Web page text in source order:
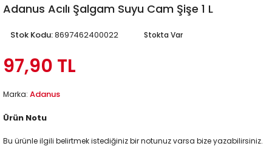
Adanus Acılı Şalgam Suyu Cam Şişe 1 L
Stok Kodu:8697462400022 Stokta Var
97,90 TL
Marka: Adanus
Ürün Notu
Bu ürünle ilgili belirtmek istediğiniz bir notunuz varsa bize yazabilirsiniz.